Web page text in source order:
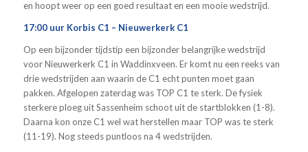
en hoopt weer op een goed resultaat en een mooie wedstrijd.
17:00 uur Korbis C1 – Nieuwerkerk C1
Op een bijzonder tijdstip een bijzonder belangrijke wedstrijd
voor Nieuwerkerk C1 in Waddinxveen. Er komt nu een reeks van
drie wedstrijden aan waarin de C1 echt punten moet gaan
pakken. Afgelopen zaterdag was TOP C1 te sterk. De fysiek
sterkere ploeg uit Sassenheim schoot uit de startblokken (1-8).
Daarna kon onze C1 wel wat herstellen maar TOP was te sterk
(11-19). Nog steeds puntloos na 4 wedstrijden.